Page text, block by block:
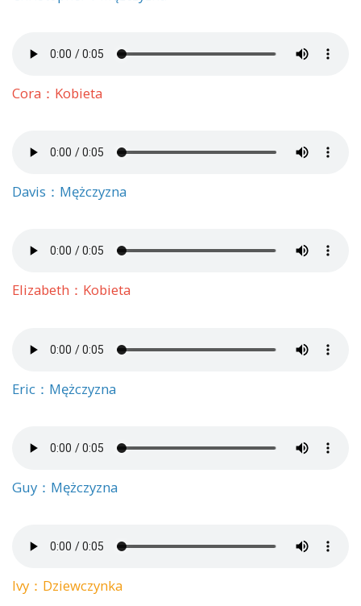
Cora：Kobieta
Davis：Mężczyzna
Elizabeth：Kobieta
Eric：Mężczyzna
Guy：Mężczyzna
Ivy：Dziewczynka